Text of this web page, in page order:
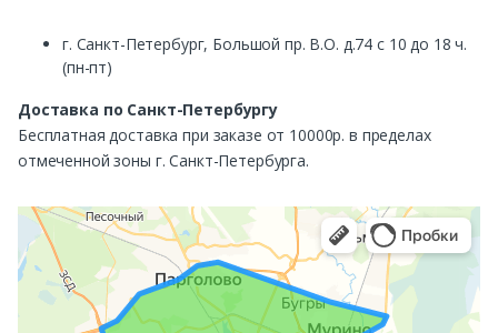
г. Санкт-Петербург, Большой пр. В.О. д.74 с 10 до 18 ч.
(пн-пт)
Доставка по Санкт-Петербургу
Бесплатная доставка при заказе от 10000р. в пределах
отмеченной зоны г. Санкт-Петербурга.